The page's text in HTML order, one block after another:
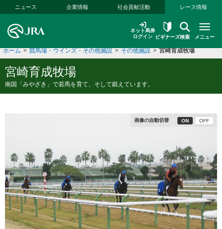
本文へ移動する
ニュース 企業情報 社会貢献活動 レース情報
ネット馬券
ログイン
ビギナーズ検索 メニュー
ホーム > 競馬場・ウインズ・その他施設 > その他施設 > 宮崎育成牧場
宮崎育成牧場
南国「みやざき」で若馬を育て、そして鍛えています。
画像の自動切替 ON OFF